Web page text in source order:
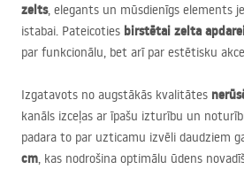
zelts, elegants un mūsdienīgs elements
istabai. Pateicoties birstētai zelta
par funkcionālu, bet arī par estētisku
Izgatavots no augstākās kvalitātes
kanāls izceļas ar īpašu izturību un
padara to par uzticamu izvēli daudziem
cm, kas nodrošina optimālu ūdens